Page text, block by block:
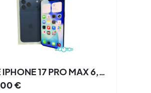
APPLE IPHONE 17 PRO MAX 6,9 '' 12 GB 256 GB Doble SIM 100% 5G NFC
€